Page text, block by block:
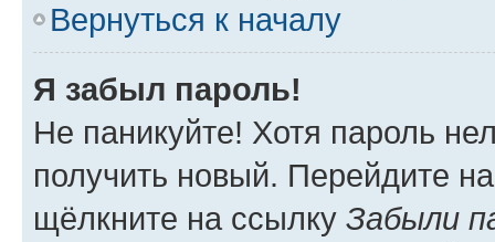
Вернуться к началу
Я забыл пароль!
Не паникуйте! Хотя пароль
получить новый. Перейдите
щёлкните на ссылку Забыли